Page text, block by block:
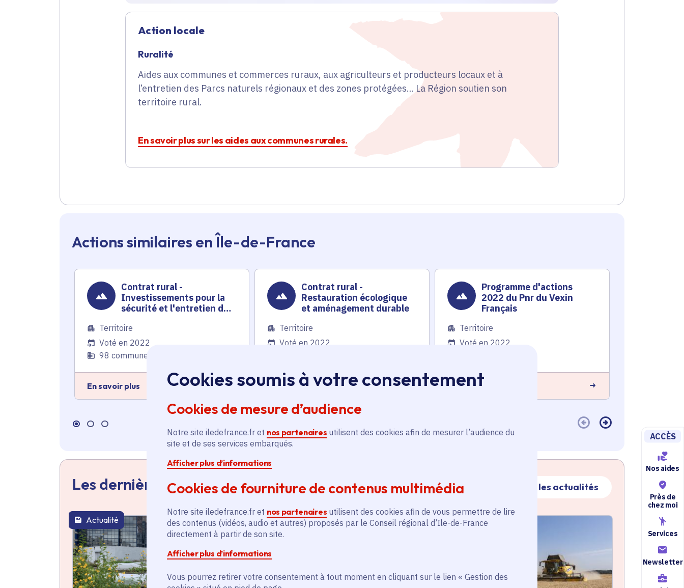
Cookies soumis à votre consentement
Cookies de mesure d’audience
Notre site iledefrance.fr et nos partenaires utilisent des cookies afin de mesurer l’audience du
site et de ses services embarqués.
Afficher plus d’informations
Cookies de fourniture de contenus multimédia
Notre site iledefrance.fr et nos partenaires utilisent des cookies afin de vous permettre de lire
des contenus (vidéos, audio et autres) proposés par le Conseil régional d’Ile-de-France
directement à partir de son site.
Afficher plus d’informations
Vous pourrez retirer votre consentement à tout moment en cliquant sur le lien « Gestion des
ACCÈS
Nos aides
Près de
chez moi
Services
Newsletter
Action locale
Ruralité
Aides aux communes et commerces ruraux, aux agriculteurs et producteurs locaux et à
l’entretien des Parcs naturels régionaux et des zones protégées… La Région soutien son
territoire rural.
En savoir plus sur les aides aux communes rurales.
Actions similaires en Île-de-France
Contrat rural -
Investissements pour la
sécurité et l'entretien du
Territoire
Voté en 2022
98 communes
En savoir plus
Contrat rural -
Restauration écologique
et aménagement durable
Territoire
Voté en 2022
En savoir plus
Programme d'actions
2022 du Pnr du Vexin
Français
Territoire
Voté en 2022
En savoir plus
Les dernières actualités Toutes les actualités
thématique active
Actualité thématique active
Actualité thématique active
Actualité